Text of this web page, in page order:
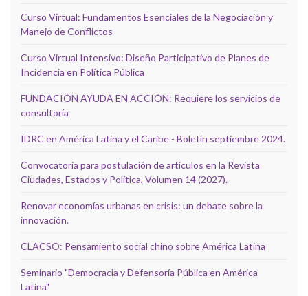
Curso Virtual: Fundamentos Esenciales de la Negociación y
Manejo de Conflictos
Curso Virtual Intensivo: Diseño Participativo de Planes de
Incidencia en Política Pública
FUNDACIÓN AYUDA EN ACCIÓN: Requiere los servicios de
consultoría
IDRC en América Latina y el Caribe - Boletín septiembre 2024.
Convocatoria para postulación de artículos en la Revista
Ciudades, Estados y Política, Volumen 14 (2027).
Renovar economías urbanas en crisis: un debate sobre la
innovación.
CLACSO: Pensamiento social chino sobre América Latina
Seminario "Democracia y Defensoría Pública en América
Latina"